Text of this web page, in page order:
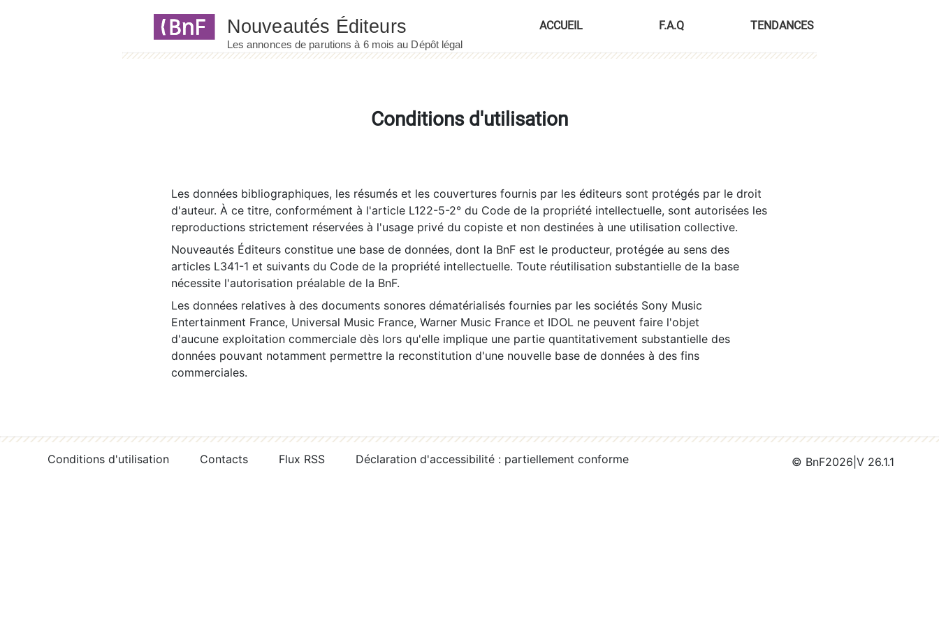
ACCUEIL F.A.Q TENDANCES
Conditions d'utilisation
Les données bibliographiques, les résumés et les couvertures fournis par les éditeurs sont protégés par le droit
d'auteur. À ce titre, conformément à l'article L122-5-2° du Code de la propriété intellectuelle, sont autorisées les
reproductions strictement réservées à l'usage privé du copiste et non destinées à une utilisation collective.
Nouveautés Éditeurs constitue une base de données, dont la BnF est le producteur, protégée au sens des
articles L341-1 et suivants du Code de la propriété intellectuelle. Toute réutilisation substantielle de la base
nécessite l'autorisation préalable de la BnF.
Les données relatives à des documents sonores dématérialisés fournies par les sociétés Sony Music
Entertainment France, Universal Music France, Warner Music France et IDOL ne peuvent faire l'objet
d'aucune exploitation commerciale dès lors qu'elle implique une partie quantitativement substantielle des
données pouvant notamment permettre la reconstitution d'une nouvelle base de données à des fins
commerciales.
Conditions d'utilisation Contacts Flux RSS Déclaration d'accessibilité : partiellement conforme © BnF2026 V 26.1.1